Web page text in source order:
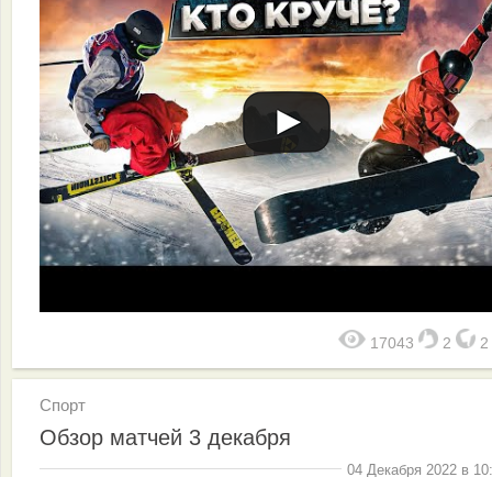
17043 2 2
Спорт
Обзор матчей 3 декабря
04 Декабря 2022 в